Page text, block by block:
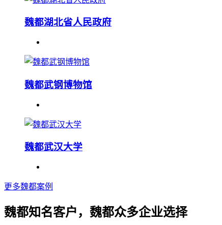
魏都湖北省人民政府
魏都武钢博物馆
魏都武汉大学
更多魏都案例
魏都知名客户，魏都众多企业选择